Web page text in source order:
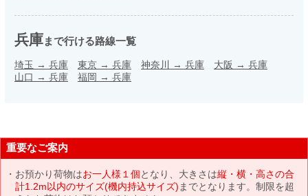
兵庫まで行ける路線一覧
埼玉 → 兵庫 東京 → 兵庫 神奈川 → 兵庫 大阪 → 兵庫
山口 → 兵庫 福岡 → 兵庫
重要なご案内
お預かり荷物はお一人様１個となり、大きさは縦・横・高さの合
計1.2m以内のサイズ(機内持込サイズ) までとなります。制限を超